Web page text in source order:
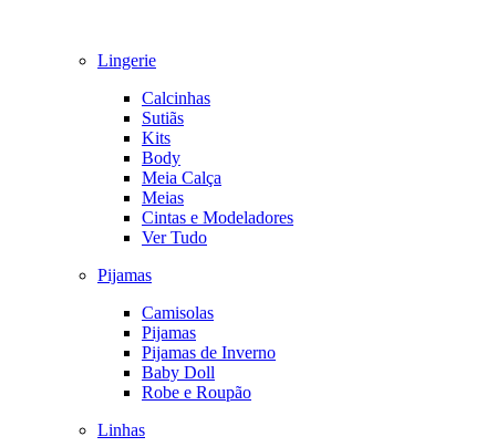
Lingerie
Calcinhas
Sutiãs
Kits
Body
Meia Calça
Meias
Cintas e Modeladores
Ver Tudo
Pijamas
Camisolas
Pijamas
Pijamas de Inverno
Baby Doll
Robe e Roupão
Linhas